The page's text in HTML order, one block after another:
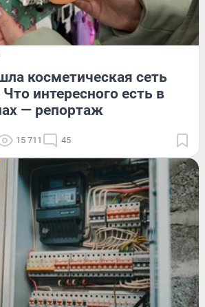
косметическая сеть
интересного есть в
— репортаж
15 711 45